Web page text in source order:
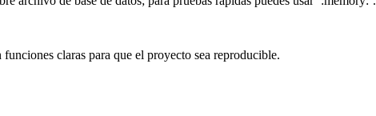
claras para que el proyecto sea reproducible.